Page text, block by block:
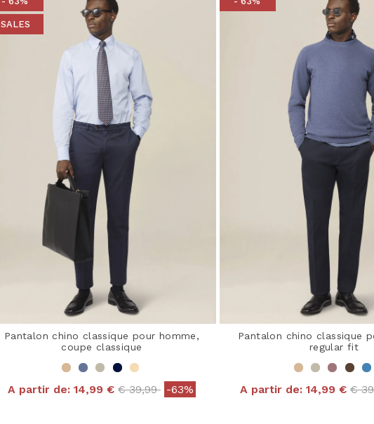
SALES
Pantalon chino classique pour homme,
coupe classique
A partir de: 14,99 € Price reduced from
€ 39,99to-63%
Pantalon chino classique
regular fit
A partir de: 14,99 € €